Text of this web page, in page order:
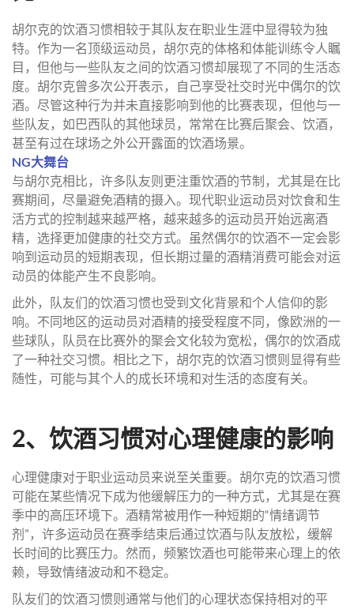
胡尔克的饮酒习惯相较于其队友在职业生涯中显得较为独
特。作为一名顶级运动员，胡尔克的体格和体能训练令人瞩
目，但他与一些队友之间的饮酒习惯却展现了不同的生活态
度。胡尔克曾多次公开表示，自己享受社交时光中偶尔的饮
酒。尽管这种行为并未直接影响到他的比赛表现，但他与一
些队友，如巴西队的其他球员，常常在比赛后聚会、饮酒，
甚至有过在球场之外公开露面的饮酒场景。
NG大舞台
与胡尔克相比，许多队友则更注重饮酒的节制，尤其是在比
赛期间，尽量避免酒精的摄入。现代职业运动员对饮食和生
活方式的控制越来越严格，越来越多的运动员开始远离酒
精，选择更加健康的社交方式。虽然偶尔的饮酒不一定会影
响到运动员的短期表现，但长期过量的酒精消费可能会对运
动员的体能产生不良影响。
此外，队友们的饮酒习惯也受到文化背景和个人信仰的影
响。不同地区的运动员对酒精的接受程度不同，像欧洲的一
些球队，队员在比赛外的聚会文化较为宽松，偶尔的饮酒成
了一种社交习惯。相比之下，胡尔克的饮酒习惯则显得有些
随性，可能与其个人的成长环境和对生活的态度有关。
2、饮酒习惯对心理健康的影响
心理健康对于职业运动员来说至关重要。胡尔克的饮酒习惯
可能在某些情况下成为他缓解压力的一种方式，尤其是在赛
季中的高压环境下。酒精常被用作一种短期的“情绪调节
剂”，许多运动员在赛季结束后通过饮酒与队友放松，缓解
长时间的比赛压力。然而，频繁饮酒也可能带来心理上的依
赖，导致情绪波动和不稳定。
队友们的饮酒习惯则通常与他们的心理状态保持相对的平